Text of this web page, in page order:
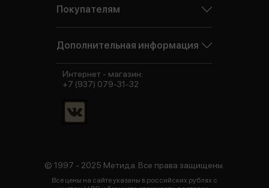
Покупателям
Дополнительная информация
© 1997 - 2025 Метида. Все права защищены.
Все цены на сайте указаны в российских рублях с
Интернет - магазин:
+7 (937) 079-31-32